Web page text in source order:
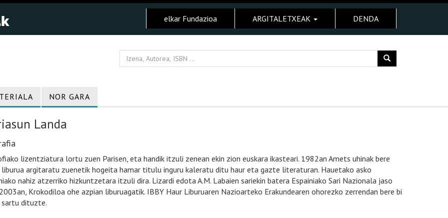
elkar Fundazioa ARGITALETXEAK DENDA
NOR GARA
Landa
lizentziatura lortu zuen Parisen, eta handik itzuli zenean ekin zion euskara ikasteari. 1982an Amets uhinak bere
liburua argitaratu zuenetik hogeita hamar titulu inguru kaleratu ditu haur eta gazte literaturan. Hauetako asko
nahiz atzerriko hizkuntzetara itzuli dira. Lizardi edota A.M. Labaien sariekin batera Espainiako Sari Nazionala jaso
Krokodiloa ohe azpian liburuagatik. IBBY Haur Liburuaren Nazioarteko Erakundearen ohorezko zerrendan bere bi
sartu dituzte.